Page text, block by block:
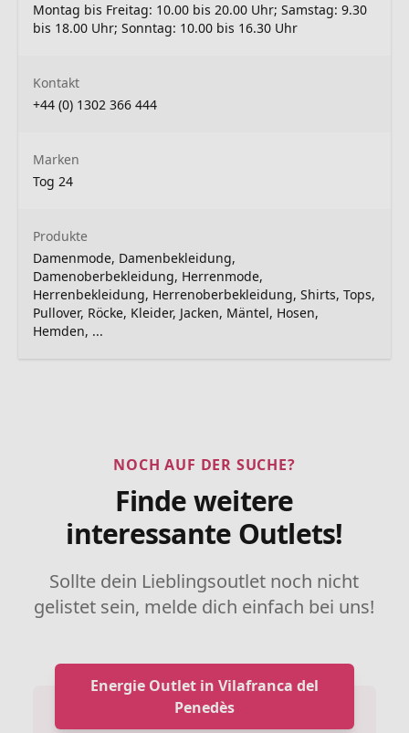
Montag bis Freitag: 10.00 bis 20.00 Uhr; Samstag: 9.30
bis 18.00 Uhr; Sonntag: 10.00 bis 16.30 Uhr
Kontakt
+44 (0) 1302 366 444
Marken
Tog 24
Produkte
Damenmode, Damenbekleidung,
Damenoberbekleidung, Herrenmode,
Herrenbekleidung, Herrenoberbekleidung, Shirts, Tops,
Pullover, Röcke, Kleider, Jacken, Mäntel, Hosen,
Hemden, ...
NOCH AUF DER SUCHE?
Finde weitere
interessante Outlets!
Sollte dein Lieblingsoutlet noch nicht
gelistet sein, melde dich einfach bei uns!
Energie Outlet in Vilafranca del
Penedès